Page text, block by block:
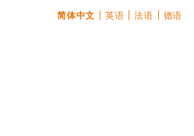
简体中文 英语 法语 德语